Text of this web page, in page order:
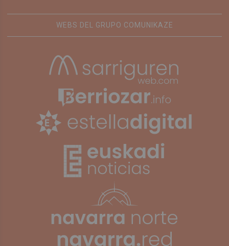
WEBS DEL GRUPO COMUNIKAZE